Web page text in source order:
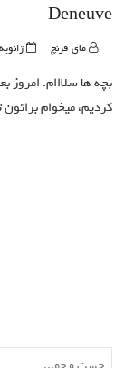
Deneuve
مای فرنچ ژانویه 7,
بچه ها سلااام. امروز
کردیم، میخوام